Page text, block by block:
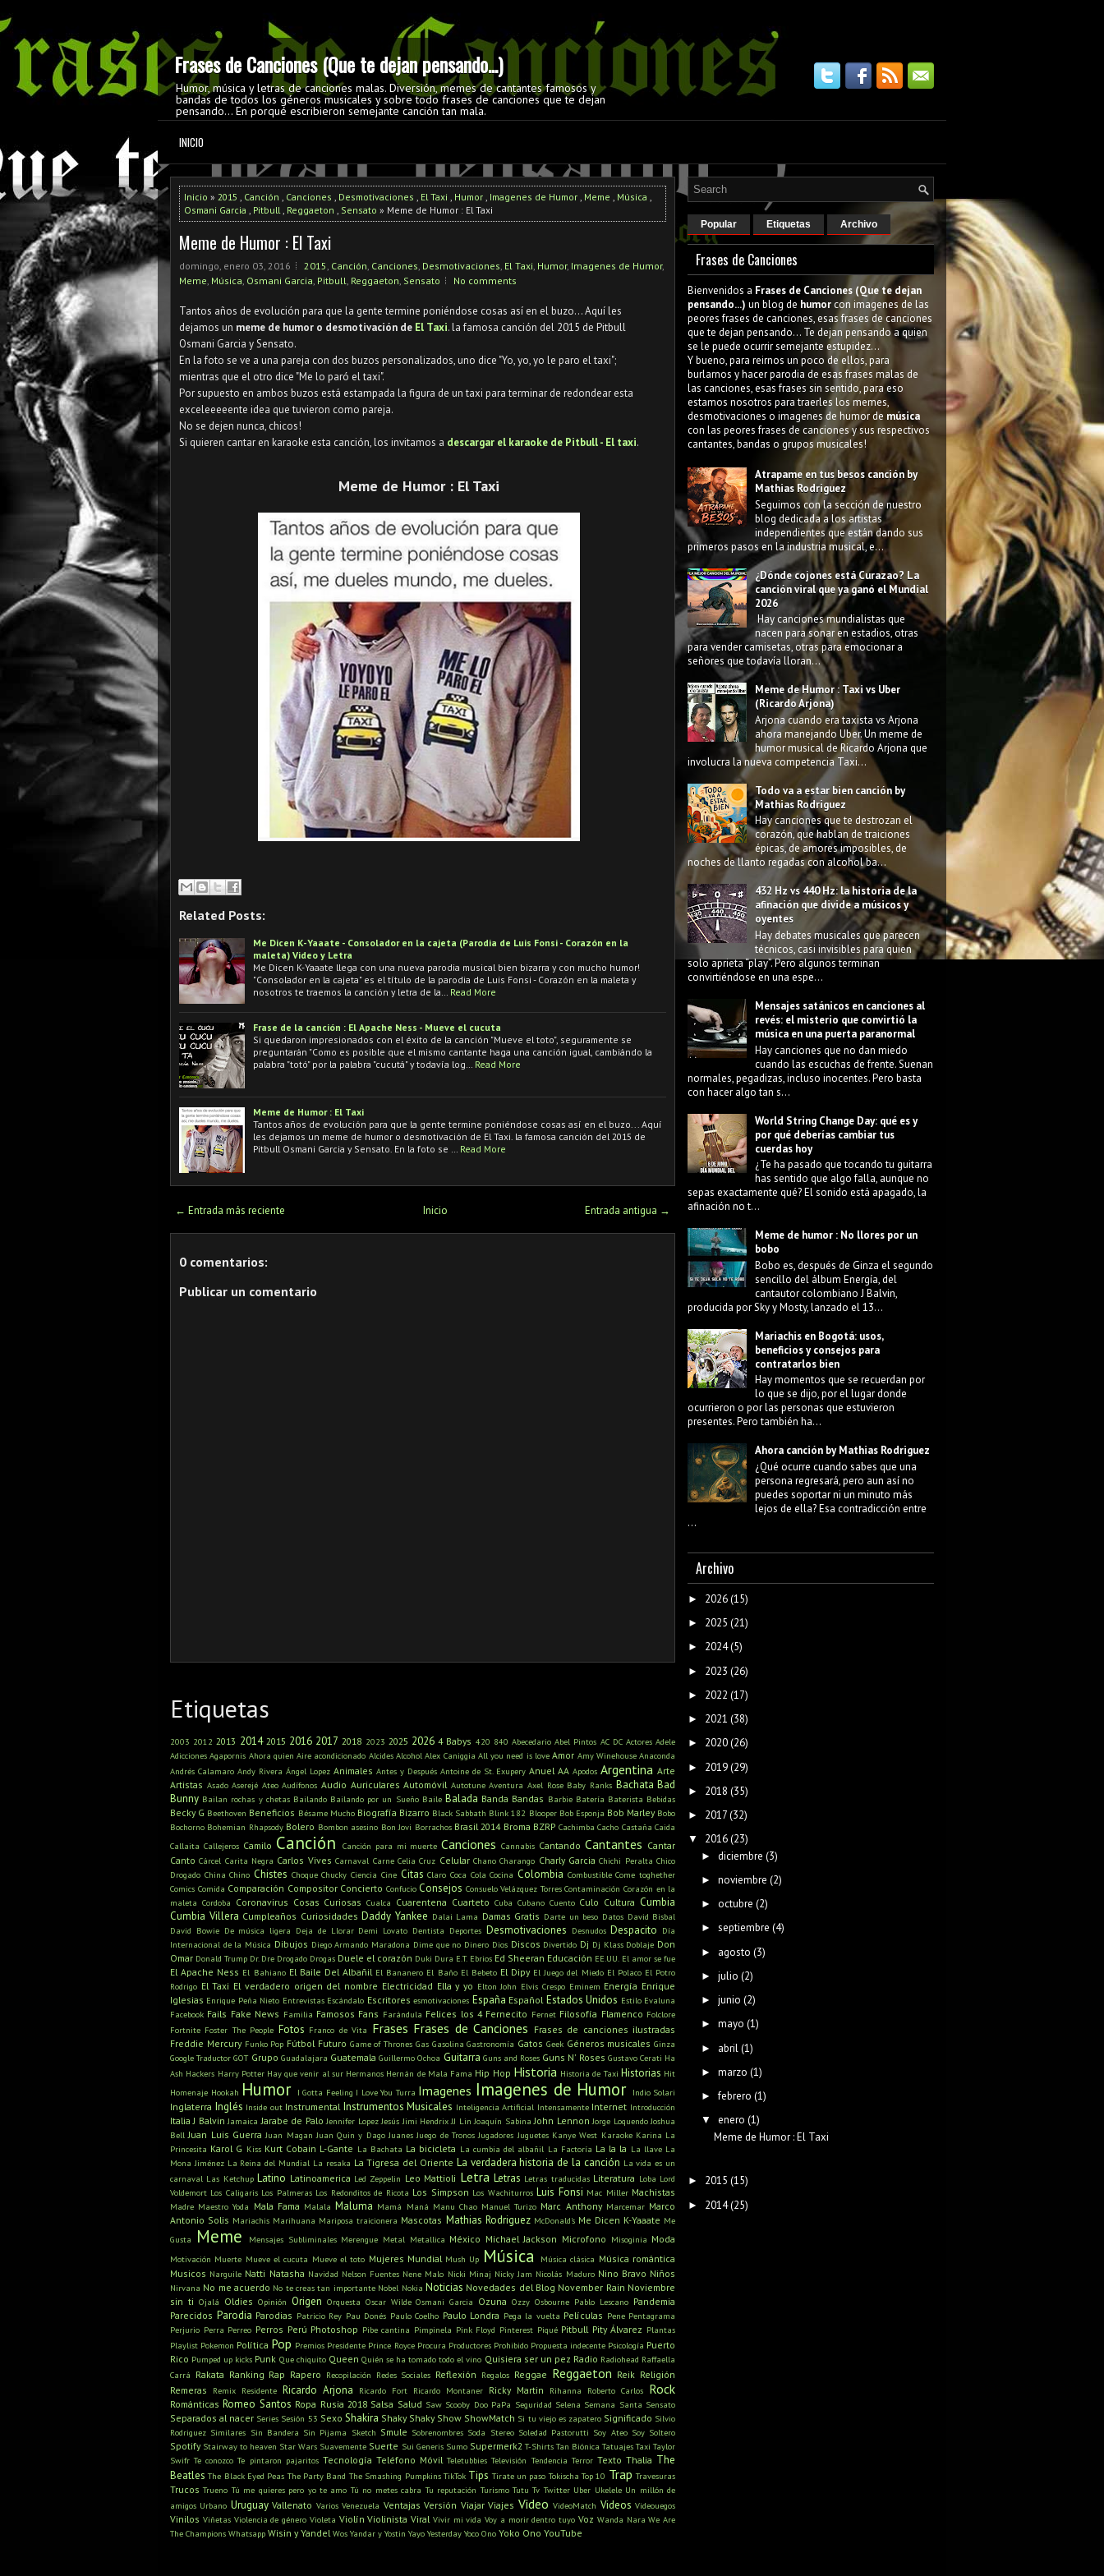
Frases de Canciones (Que te dejan pensando...)
Humor, música y letras de canciones malas. Diversión, memes de cantantes famosos y
bandas de todos los géneros musicales y sobre todo frases de canciones que te dejan
pensando... En porqué escribieron semejante canción tan mala.
INICIO
Inicio » 2015 , Canción , Canciones , Desmotivaciones , El Taxi , Humor , Imagenes de Humor , Meme , Música ,
Osmani Garcia , Pitbull, Reggaeton , Sensato » Meme de Humor : El Taxi
Meme de Humor : El Taxi
domingo, enero 03, 2016 2015, Canción, Canciones, Desmotivaciones, El Taxi, Humor, Imagenes de Humor,
Meme, Música, Osmani Garcia, Pitbull, Reggaeton, Sensato No comments
Tantos años de evolución para que la gente termine poniéndose cosas así en el buzo... Aquí les
dejamos un meme de humor o desmotivación de El Taxi. la famosa canción del 2015 de Pitbull
Osmani Garcia y Sensato.
En la foto se ve a una pareja con dos buzos personalizados, uno dice "Yo, yo, yo le paro el taxi";
mientras que el otro dice "Me lo paró el taxi".
Por supuesto en ambos buzos está estampada la figura de un taxi para terminar de redondear esta
exceleeeeente idea que tuvieron como pareja.
No se dejen nunca, chicos!
Si quieren cantar en karaoke esta canción, los invitamos a descargar el karaoke de Pitbull - El taxi.
Meme de Humor : El Taxi
Related Posts:
Me Dicen K-Yaaate - Consolador en la cajeta (Parodia de Luis Fonsi - Corazón en la
maleta) Video y Letra
Me Dicen K-Yaaate llega con una nueva parodia musical bien bizarra y con mucho humor!
"Consolador en la cajeta" es el título de la parodia de Luis Fonsi - Corazón en la maleta y
nosotros te traemos la canción y letra de la…
Read More
Frase de la canción : El Apache Ness - Mueve el cucuta
Si quedaron impresionados con el éxito de la canción "Mueve el toto", seguramente se
preguntarán "Como es posible que el mismo cantante haga una canción igual, cambiándo la
palabra "totó" por la palabra "cucutá" y todavía log…
Read More
Meme de Humor : El Taxi
Tantos años de evolución para que la gente termine poniéndose cosas así en el buzo... Aquí
les dejamos un meme de humor o desmotivación de El Taxi. la famosa canción del 2015 de
Pitbull Osmani Garcia y Sensato. En la foto se …
Read More
← Entrada más reciente Entrada antigua →
Inicio
0 comentarios:
Publicar un comentario
Etiquetas
2003 2012 2013 2014 2015 2016 2017 2018 2023 2025 2026 4 Babys 420 840 Abecedario Abel Pintos AC DC Actores Adele
Adicciones Agapornis Ahora quien Aire acondicionado Alcides Alcohol Alex Caniggia All you need is love Amor Amy Winehouse Anaconda
Andrés Calamaro Andy Rivera Ángel Lopez Animales Antes y Después Antoine de St. Exupery Anuel AA Apodos Argentina Arte
Artistas Asado Aserejé Ateo Audífonos Audio Auriculares Automóvil Autotune Aventura Axel Rose Baby Ranks Bachata Bad
Bunny Bailan rochas y chetas Bailando Bailando por un Sueño Baile Balada Banda Bandas Barbie Batería Baterista Bebidas
Becky G Beethoven Beneficios Bésame Mucho Biografía Bizarro Black Sabbath Blink 182 Blooper Bob Esponja Bob Marley Bobo
Bochorno Bohemian Rhapsody Bolero Bombon asesino Bon Jovi Borrachos Brasil 2014 Broma BZRP Cachimba Cacho Castaña Caida
Callaita Callejeros Camilo Canción Canción para mi muerte Canciones Cannabis Cantando Cantantes Cantar
Canto Cárcel Carita Negra Carlos Vives Carnaval Carne Celia Cruz Celular Chano Charango Charly Garcia Chichi Peralta Chico
Drogado China Chino Chistes Choque Chucky Ciencia Cine Citas Claro Coca Cola Cocina Colombia Combustible Come toghether
Comics Comida Comparación Compositor Concierto Confucio Consejos Consuelo Velázquez Torres Contaminación Corazón en la
maleta Cordoba Coronavirus Cosas Curiosas Cualca Cuarentena Cuarteto Cuba Cubano Cuento Culo Cultura Cumbia
Cumbia Villera Cumpleaños Curiosidades Daddy Yankee Dalai Lama Damas Gratis Darte un beso Datos David Bisbal
David Bowie De música ligera Deja de Llorar Demi Lovato Dentista Deportes Desmotivaciones Desnudos Despacito Día
Internacional de la Música Dibujos Diego Armando Maradona Dime que no Dinero Dios Discos Divertido Dj Dj Klass Doblaje Don
Omar Donald Trump Dr. Dre Drogado Drogas Duele el corazón Duki Dura E.T. Ebrios Ed Sheeran Educación EE.UU. El amor se fue
El Apache Ness El Bahiano El Baile Del Albañil El Bananero El Baño El Bebeto El Dipy El Juego del Miedo El Polaco El Potro
Rodrigo El Taxi El verdadero origen del nombre Electricidad Ella y yo Elton John Elvis Crespo Eminem Energía Enrique
Iglesias Enrique Peña Nieto Entrevistas Escándalo Escritores esmotivaciones España Español Estados Unidos Estilo Evaluna
Facebook Fails Fake News Familia Famosos Fans Farándula Felices los 4 Fernecito Fernet Filosofía Flamenco Folclore
Fortnite Foster The People Fotos Franco de Vita Frases Frases de Canciones Frases de canciones ilustradas
Freddie Mercury Funko Pop Fútbol Futuro Game of Thrones Gas Gasolina Gastronomía Gatos Geek Géneros musicales Ginza
Google Traductor GOT Grupo Guadalajara Guatemala Guillermo Ochoa Guitarra Guns and Roses Guns N' Roses Gustavo Cerati Ha
Ash Hackers Harry Potter Hay que venir al sur Hermanos Hernán de Mala Fama Hip Hop Historia Historia de Taxi Historias Hit
Homenaje Hookah Humor I Gotta Feeling I Love You Turra Imagenes Imagenes de Humor Indio Solari
Inglaterra Inglés Inside out Instrumental Instrumentos Musicales Inteligencia Artificial Intensamente Internet Introducción
Italia J Balvin Jamaica Jarabe de Palo Jennifer Lopez Jesús Jimi Hendrix JJ Lin Joaquín Sabina John Lennon Jorge Loquendo Joshua
Bell Juan Luis Guerra Juan Magan Juan Quin y Dago Juanes Juego de Tronos Jugadores Juguetes Kanye West Karaoke Karina La
Princesita Karol G Kiss Kurt Cobain L-Gante La Bachata La bicicleta La cumbia del albañil La Factoría La la la La llave La
Mona Jiménez La Reina del Mundial La resaka La Tigresa del Oriente La verdadera historia de la canción La vida es un
carnaval Las Ketchup Latino Latinoamerica Led Zeppelin Leo Mattioli Letra Letras Letras traducidas Literatura Loba Lord
Voldemort Los Caligaris Los Palmeras Los Redonditos de Ricota Los Simpson Los Wachiturros Luis Fonsi Mac Miller Machistas
Madre Maestro Yoda Mala Fama Malala Maluma Mamá Maná Manu Chao Manuel Turizo Marc Anthony Marcemar Marco
Antonio Solis Mariachis Marihuana Mariposa traicionera Mascotas Mathias Rodriguez McDonald's Me Dicen K-Yaaate Me
Gusta
Meme Mensajes Subliminales Merengue Metal Metallica México Michael Jackson Microfono Misoginia Moda
Motivación Muerte Mueve el cucuta Mueve el toto Mujeres Mundial Mush Up Música Música clásica Música romántica
Musicos Narguile Natti Natasha Navidad Nelson Fuentes Nene Malo Nicki Minaj Nicky Jam Nicolás Maduro Nino Bravo Niños
Nirvana No me acuerdo No te creas tan importante Nobel Nokia Noticias Novedades del Blog November Rain Noviembre
sin ti Ojalá Oldies Opinión Origen Orquesta Oscar Wilde Osmani Garcia Ozuna Ozzy Osbourne Pablo Lescano Pandemia
Parecidos Parodia Parodias Patricio Rey Pau Donés Paulo Coelho Paulo Londra Pega la vuelta Películas Pene Pentagrama
Perjurio Perra Perreo Perros Perú Photoshop Pibe cantina Pimpinela Pink Floyd Pinterest Piqué Pitbull Pity Álvarez Plantas
Playlist Pokemon Política Pop Premios Presidente Prince Royce Procura Productores Prohibido Propuesta indecente Psicología Puerto
Rico Pumped up kicks Punk Que chiquito Queen Quién se ha tomado todo el vino Quisiera ser un pez Radio Radiohead Raffaella
Carrá Rakata Ranking Rap Rapero Recopilación Redes Sociales Reflexión Regalos Reggae Reggaeton Reik Religión
Remeras
Remix Residente Ricardo Arjona Ricardo Fort Ricardo Montaner Ricky Martin Rihanna Roberto Carlos Rock
Románticas Romeo Santos Ropa Rusia 2018 Salsa Salud Saw Scooby Doo PaPa Seguridad Selena Semana Santa Sensato
Separados al nacer Series Sesión 53 Sexo Shakira Shaky Shaky Show ShowMatch Si tu viejo es zapatero Significado Silvio
Rodriguez Similares Sin Bandera Sin Pijama Sketch Smule Sobrenombres Soda Stereo Soledad Pastorutti Soy Ateo Soy Soltero
Spotify Stairway to heaven Star Wars Suavemente Suerte Sui Generis Sumo Supermerk2 T-Shirts Tan Biónica Tatuajes Taxi Taylor
Swifr Te conozco Te pintaron pajaritos Tecnología Teléfono Móvil Teletubbies Televisión Tendencia Terror Texto Thalia The
Beatles The Black Eyed Peas The Party Band The Smashing Pumpkins TikTok Tips Tirate un paso Tokischa Top 10 Trap Travesuras
Trucos Trueno Tú me quieres pero yo te amo Tú no metes cabra Tu reputación Turismo Tutu Tv Twitter Uber Ukelele Un millón de
amigos Urbano Uruguay Vallenato Varios Venezuela Ventajas Versión Viajar Viajes Video VideoMatch Videos Videouegos
Vinilos Viñetas Violencia de género Violeta Violín Violinista Viral Vivir mi vida Voy a morir dentro tuyo Voz Wanda Nara We Are
The Champions Whatsapp Wisin y Yandel Wos Yandar y Yostin Yayo Yesterday Yoco Ono Yoko Ono YouTube
Popular Etiquetas Archivo
Frases de Canciones
Bienvenidos a Frases de Canciones (Que te dejan
pensando...) un blog de humorcon imagenes de las
peores frases de canciones, esas frases de canciones
que te dejan pensando... Te dejan pensando a quien
se le puede ocurrir semejante estupidez...
Y bueno, para reirnos un poco de ellos, para
burlarnos y hacer parodia de esas frases malas de
las canciones, esas frases sin sentido, para eso
estamos nosotros para traerles los memes,
desmotivaciones o imagenes de humor de música
con las peores frases de canciones y sus respectivos
cantantes, bandas o grupos musicales!
Atrapame en tus besos canción by
Mathias Rodriguez
Seguimos con la sección de nuestro
blog dedicada a los artistas
independientes que están dando sus
primeros pasos en la industria musical, e...
¿Dónde cojones está Curazao? La
canción viral que ya ganó el Mundial
2026
Hay canciones mundialistas que
nacen para sonar en estadios, otras
para vender camisetas, otras para emocionar a
señores que todavía lloran...
Meme de Humor : Taxi vs Uber
(Ricardo Arjona)
Arjona cuando era taxista vs Arjona
ahora manejando Uber. Un meme de
humor musical de Ricardo Arjona que
involucra la nueva competencia Taxi...
Todo va a estar bien canción by
Mathias Rodriguez
Hay canciones que te destrozan el
corazón, que hablan de traiciones
épicas, de amores imposibles, de
noches de llanto regadas con alcohol ba...
432 Hz vs 440 Hz: la historia de la
afinación que divide a músicos y
oyentes
Hay debates musicales que parecen
técnicos, casi invisibles para quien
solo aprieta “play”. Pero algunos terminan
convirtiéndose en una espe...
Mensajes satánicos en canciones al
revés: el misterio que convirtió la
música en una puerta paranormal
Hay canciones que no dan miedo
cuando las escuchas de frente. Suenan
normales, pegadizas, incluso inocentes. Pero basta
con hacer algo tan s...
World String Change Day: qué es y
por qué deberías cambiar tus
cuerdas hoy
¿Te ha pasado que tocando tu guitarra
has sentido que algo falla, aunque no
sepas exactamente qué? El sonido está apagado, la
afinación no t...
Meme de humor : No llores por un
bobo
Bobo es, después de Ginza el segundo
sencillo del álbum Energía, del
cantautor colombiano J Balvin,
producida por Sky y Mosty, lanzado el 13...
Mariachis en Bogotá: usos,
beneficios y consejos para
contratarlos bien
Hay momentos que se recuerdan por
lo que se dijo, por el lugar donde
ocurrieron o por las personas que estuvieron
presentes. Pero también ha...
Ahora canción by Mathias Rodriguez
¿Qué ocurre cuando sabes que una
persona regresará, pero aun así no
puedes soportar ni un minuto más
lejos de ella? Esa contradicción entre
...
Archivo
► 2026(15)
► 2025 (21)
► 2024(5)
► 2023 (26)
► 2022 (17)
► 2021 (38)
► 2020(26)
► 2019(29)
► 2018 (35)
► 2017(32)
▼ 2016(23)
► diciembre (3)
► noviembre (2)
► octubre (2)
► septiembre (4)
► agosto (3)
► julio (2)
► junio (2)
► mayo (1)
► abril (1)
► marzo (1)
►febrero (1)
▼ enero (1)
Meme de Humor : El Taxi
► 2015 (15)
► 2014(25)